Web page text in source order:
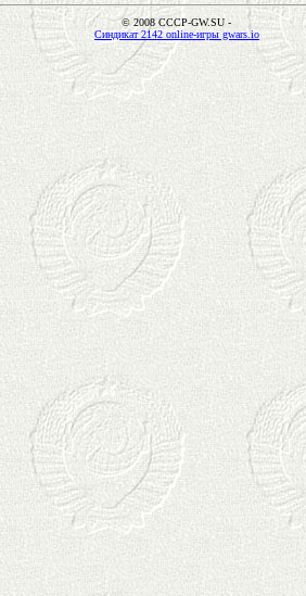
© 2008 CCCP-GW.SU -
Синдикат 2142 online-игры gwars.io